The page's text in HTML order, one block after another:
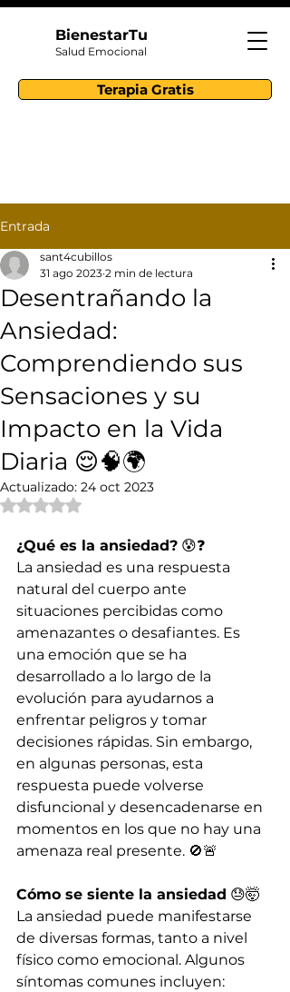
BienestarTu
Terapia Gratis
Salud Emocional
Entrada
Desentrañando la
Ansiedad:
Comprendiendo sus
Sensaciones y su
Impacto en la Vida
Diaria 😌🧠🌍
sant4cubillos
31 ago 2023 2 min de lectura
Actualizado: 24 oct 2023
Obtuvo NaN de 5 estrellas.
¿Qué es la ansiedad? 😰❓
La ansiedad es una respuesta
natural del cuerpo ante
situaciones percibidas como
amenazantes o desafiantes. Es
una emoción que se ha
desarrollado a lo largo de la
evolución para ayudarnos a
enfrentar peligros y tomar
decisiones rápidas. Sin embargo,
en algunas personas, esta
respuesta puede volverse
disfuncional y desencadenarse en
momentos en los que no hay una
amenaza real presente. 🚫🚨
Cómo se siente la ansiedad 😓🤯
La ansiedad puede manifestarse
de diversas formas, tanto a nivel
físico como emocional. Algunos
síntomas comunes incluyen: